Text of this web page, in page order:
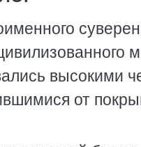
высокими
от